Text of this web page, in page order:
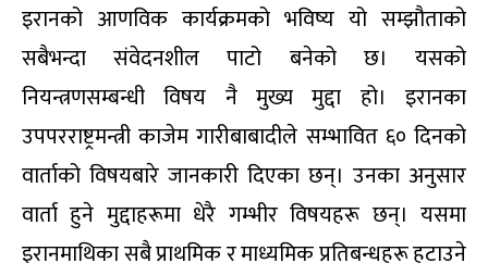
इरानको आणविक कार्यक्रमको भविष्य यो सम्झौताको
सबैभन्दा संवेदनशील पाटो बनेको छ। यसको
नियन्त्रणसम्बन्धी विषय नै मुख्य मुद्दा हो। इरानका
उपपरराष्ट्रमन्त्री काजेम गारीबाबादीले सम्भावित ६० दिनको
वार्ताको विषयबारे जानकारी दिएका छन्। उनका अनुसार
वार्ता हुने मुद्दाहरूमा धेरै गम्भीर विषयहरू छन्। यसमा
इरानमाथिका सबै प्राथमिक र माध्यमिक प्रतिबन्धहरू हटाउने